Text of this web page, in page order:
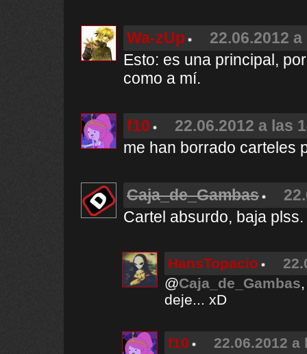
Wa-zUp
22.06.2012
Esto: es una principal,
como a mí.
f10
22.06.2012 a las
me han borrado carteles
Caja_de_Gambas
Cartel absurdo, baja plss.
HansTopacio
@Caja_de_Gambas
deje... xD
f10
22.06.2012 a